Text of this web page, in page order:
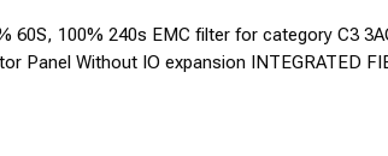
60S, 100% 240s EMC filter for category C3
Panel Without IO expansion INTEGRATED